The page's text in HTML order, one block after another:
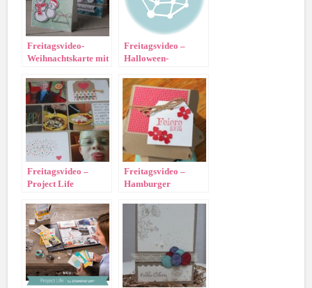
Freitagsvideo-
Weihnachtskarte mit
Freitagsvideo –
Halloween-
Freitagsvideo –
Project Life
Freitagsvideo –
Hamburger
Sammelbestellung